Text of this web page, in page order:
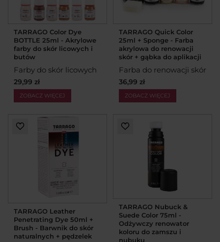
TARRAGO Color Dye
BOTTLE 25ml - Akrylowe
farby do skór licowych i
butów
Farby do skór licowych
29,99 zł
ZOBACZ WIĘCEJ
TARRAGO Quick Color
25ml + Sponge - Farba
akrylowa do renowacji
skór + gąbka do aplikacji
Farba do renowacji skór
36,99 zł
ZOBACZ WIĘCEJ
TARRAGO Leather
Penetrating Dye 50ml +
Brush - Barwnik do skór
naturalnych + pędzelek
TARRAGO Nubuck &
Suede Color 75ml -
Odżywczy renowator
koloru do zamszu i
nubuku